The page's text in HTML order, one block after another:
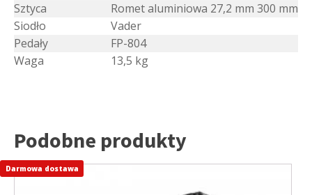
Sztyca
Romet aluminiowa 27,2 mm 300 mm
Siodło
Vader
Pedały
FP-804
Waga
13,5 kg
Podobne produkty
Ten
Darmowa dostawa